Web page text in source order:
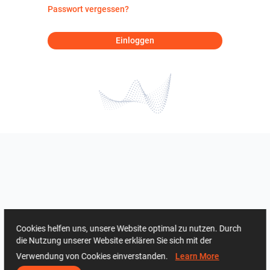
Passwort vergessen?
Einloggen
Cookies helfen uns, unsere Website optimal zu nutzen. Durch
die Nutzung unserer Website erklären Sie sich mit der
Verwendung von Cookies einverstanden. Learn More